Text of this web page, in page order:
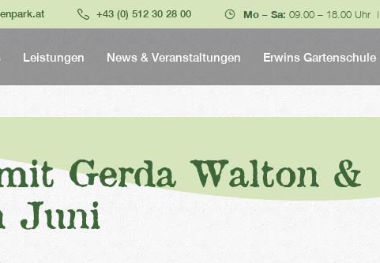
+43 (0) 512 30 28 00 Mo – Sa: 09.00 – 18.00 Uhr |
Leistungen News & Veranstaltungen Erwins Gartenschule
Gerda Walton &
Juni